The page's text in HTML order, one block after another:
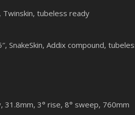
Twinskin, tubeless ready
SnakeSkin, Addix compound,
31.8mm, 3° rise, 8° sweep, 760mm